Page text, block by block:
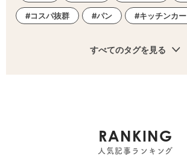
コスパ抜群 パン キッチンカー
すべてのタグを見る
RANKING
人気記事ランキング